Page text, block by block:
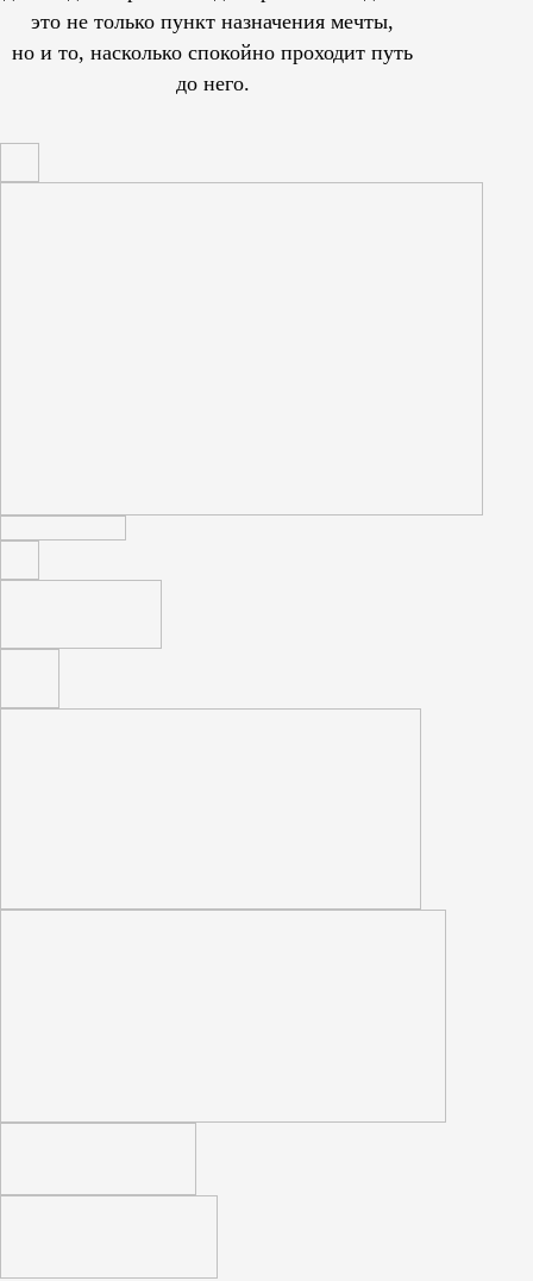
это не только пункт назначения мечты,
но и то, насколько спокойно проходит путь
до него.